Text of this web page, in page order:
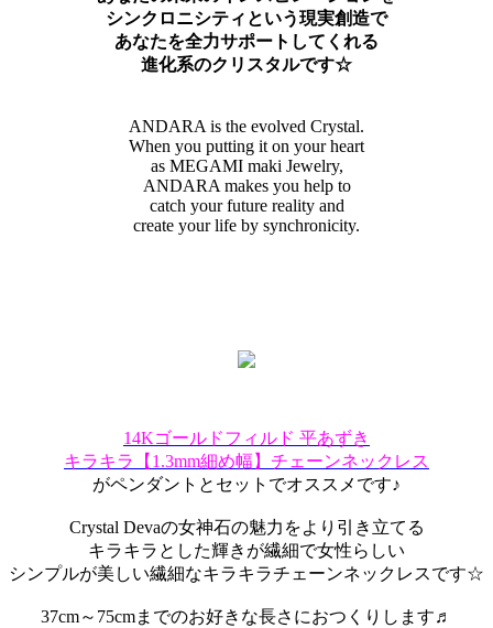
シンクロニシティという現実創造で
あなたを全力サポートしてくれる
進化系のクリスタルです☆
ANDARA is the evolved Crystal.
When you putting it on your heart
as MEGAMI maki Jewelry,
ANDARA makes you help to
catch your future reality and
create your life by synchronicity.
14Kゴールドフィルド 平あずき
キラキラ【1.3mm細め幅】チェーンネックレス
がペンダントとセットでオススメです♪
Crystal Devaの女神石の魅力をより引き立てる
キラキラとした輝きが繊細で女性らしい
シンプルが美しい繊細なキラキラチェーンネックレスです☆
37cm～75cmまでのお好きな長さにおつくりします♬